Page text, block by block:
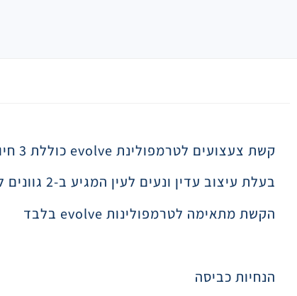
קשת צעצועים לטרמפולינת evolve כוללת 3 חיות שונות כשלכל אחת מהן מגע שונה וייחודי ליצירת עניין וסקרנות
בעלת עיצוב עדין ונעים לעין המגיע ב-2 גוונים לבחירה
הקשת מתאימה לטרמפולינות evolve בלבד
הנחיות כביסה